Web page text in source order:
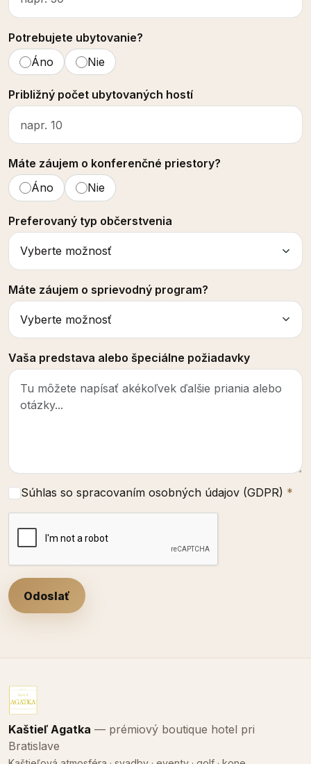
Potrebujete ubytovanie?
Áno
Nie
Približný počet ubytovaných hostí
Máte záujem o konferenčné priestory?
Áno
Nie
Preferovaný typ občerstvenia
Máte záujem o sprievodný program?
Vaša predstava alebo špeciálne požiadavky
Súhlas so spracovaním osobných údajov (GDPR) *
Kaštieľ Agatka — prémiový boutique hotel pri
Bratislave